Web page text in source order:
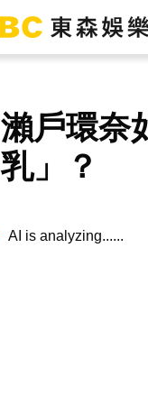
瀨戶環奈
乳」？
AI is analyzing...